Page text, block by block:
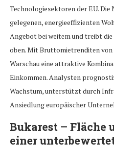
Technologiesektoren der EU. Die
gelegenen, energieeffizienten
Angebot bei weitem und treibt
oben. Mit Bruttomietrenditen
Warschau eine attraktive
Einkommen. Analysten
Wachstum, unterstützt durch
Ansiedlung europäischer
Bukarest – Fläche
einer